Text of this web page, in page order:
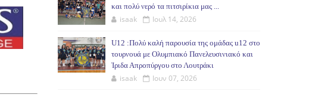
και πολύ νερό τα πιτσιρίκια μας ...
isaak Ιουλ 14, 2026
U12 :Πολύ καλή παρουσία της ομάδας u12 στο
τουρνουά με Ολυμπιακό Πανελευσινιακό και
Ίριδα Απροπύργου στο Λουτράκι
isaak Ιουν 07, 2026